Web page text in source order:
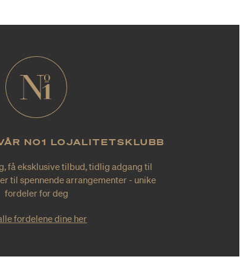
NO1 LOJALITETSKLUBB
få eksklusive tilbud, tidlig adgang til
til spennende arrangementer - unike
fordeler for deg
fordelene dine her